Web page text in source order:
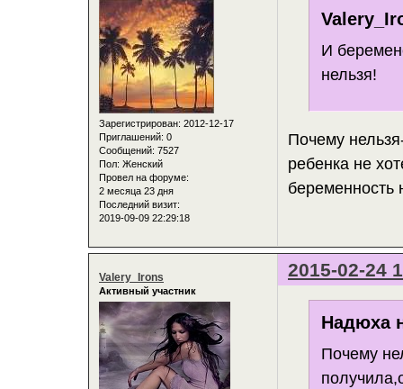
Зарегистрирован: 2012-12-17
Приглашений: 0
Сообщений: 7527
Пол: Женский
Провел на форуме:
2 месяца 23 дня
Последний визит:
2019-09-09 22:29:18
И
нельзя!
Почему
ребенка не
беременность
2015-02-24
Valery_Irons
Активный участник
Надюха
Почему